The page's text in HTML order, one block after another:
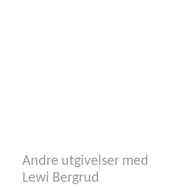
Andre utgivelser med
Lewi Bergrud